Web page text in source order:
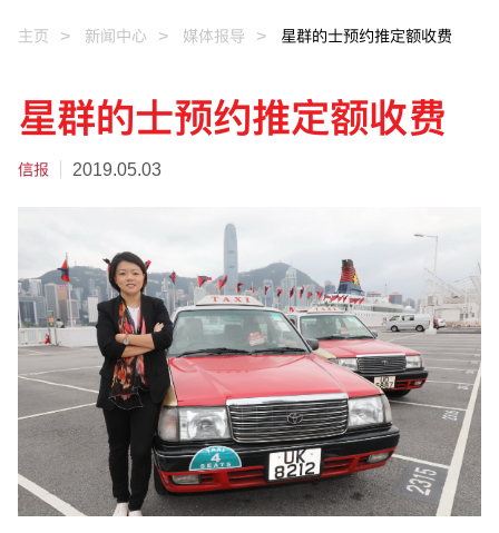
主页 新闻中心 媒体报导 星群的士预约推定额收费
星群的士预约推定额收费
信报 2019.05.03